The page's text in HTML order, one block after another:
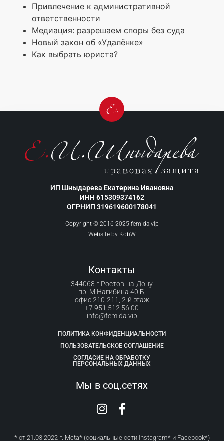
Привлечение к административной
ответственности
Медиация: разрешаем споры без суда
Новый закон об «Удалёнке»
Как выбрать юриста?
ИП Шныдарева Екатерина Ивановна
ИНН 615309374162
ОГРНИП 319619600178041
Copyright © 2016-2025 femida.vip
Website by KdbW
Контакты
344068 г.Ростов-на-Дону
пр. М.Нагибина 40 Б,
офис 210-211, 2-й этаж
+7 951 512 56 00
info@femida.vip
ПОЛИТИКА КОНФИДЕНЦИАЛЬНОСТИ
ПОЛЬЗОВАТЕЛЬСКОЕ СОГЛАШЕНИЕ
СОГЛАСИЕ НА ОБРАБОТКУ
ПЕРСОНАЛЬНЫХ ДАННЫХ
Мы в соц.сетях
* от 21.03.2022 г. Meta* (социальные сети Instagram* и Facebook*)